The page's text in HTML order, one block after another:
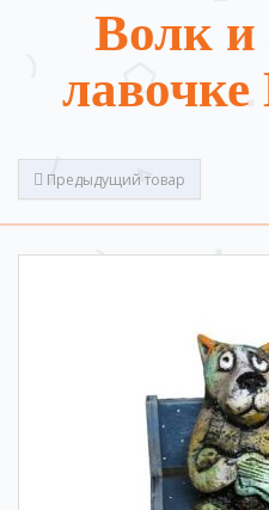
Волк и
лавочке
Предыдущий товар